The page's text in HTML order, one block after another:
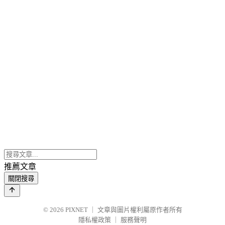
推薦文章
關閉搜尋
© 2026 PIXNET
文章與圖片權利屬原作者所有
隱私權政策
服務聲明